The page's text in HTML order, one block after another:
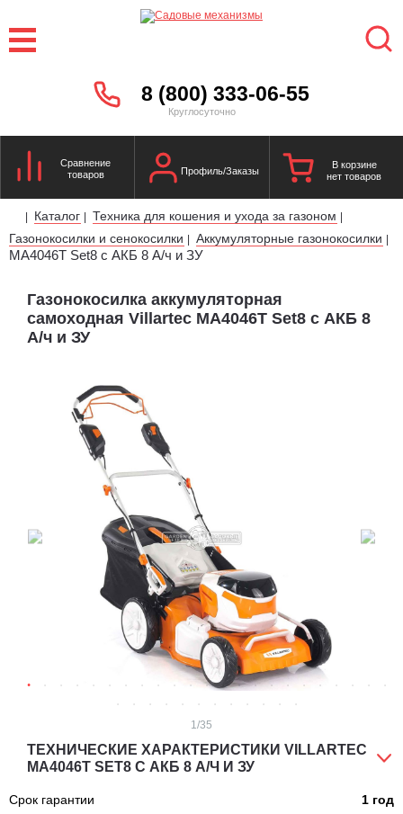
8 (800) 333-06-55
Круглосуточно
Сравнение
товаров
Профиль/Заказы
В корзине
нет товаров
| Каталог | Техника для кошения и ухода за газоном |
Газонокосилки и сенокосилки | Аккумуляторные газонокосилки |
MA4046T Set8 с АКБ 8 А/ч и ЗУ
Газонокосилка аккумуляторная
самоходная Villartec MA4046T Set8 с АКБ 8
А/ч и ЗУ
1 /35
ТЕХНИЧЕСКИЕ ХАРАКТЕРИСТИКИ VILLARTEC
MA4046T SET8 С АКБ 8 А/Ч И ЗУ
Срок гарантии
1 год